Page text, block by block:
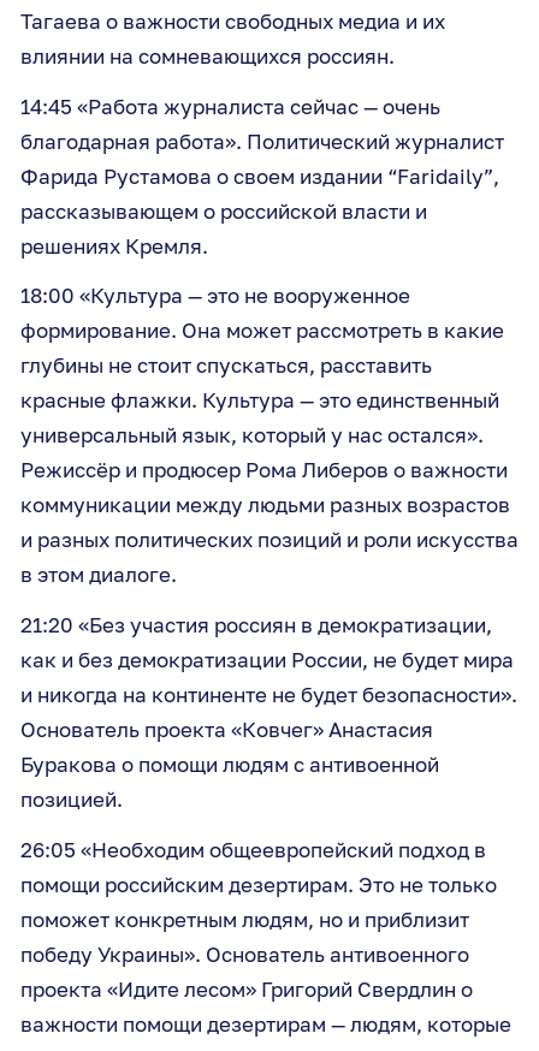
Тагаева о важности свободных медиа и их
влиянии на сомневающихся россиян.
14:45 «Работа журналиста сейчас — очень
благодарная работа». Политический журналист
Фарида Рустамова о своем издании “Faridaily”,
рассказывающем о российской власти и
решениях Кремля.
18:00 «Культура — это не вооруженное
формирование. Она может рассмотреть в какие
глубины не стоит спускаться, расставить
красные флажки. Культура — это единственный
универсальный язык, который у нас остался».
Режиссёр и продюсер Рома Либеров о важности
коммуникации между людьми разных возрастов
и разных политических позиций и роли искусства
в этом диалоге.
21:20 «Без участия россиян в демократизации,
как и без демократизации России, не будет мира
и никогда на континенте не будет безопасности».
Основатель проекта «Ковчег» Анастасия
Буракова о помощи людям с антивоенной
позицией.
26:05 «Необходим общеевропейский подход в
помощи российским дезертирам. Это не только
поможет конкретным людям, но и приблизит
победу Украины». Основатель антивоенного
проекта «Идите лесом» Григорий Свердлин о
важности помощи дезертирам — людям, которые